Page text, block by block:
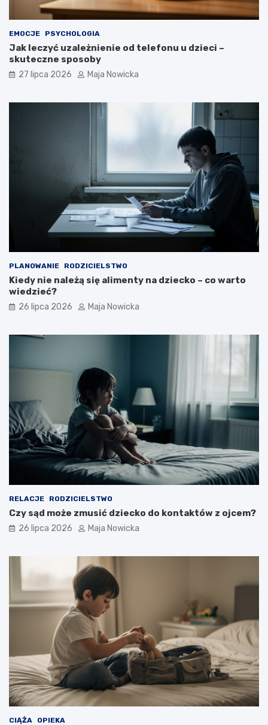
EMOCJE PSYCHOLOGIA
Jak leczyć uzależnienie od telefonu u dzieci –
skuteczne sposoby
27 lipca 2026 Maja Nowicka
PLANOWANIE RODZICIELSTWO
Kiedy nie należą się alimenty na dziecko – co warto
wiedzieć?
26 lipca 2026 Maja Nowicka
RELACJE RODZICIELSTWO
Czy sąd może zmusić dziecko do kontaktów z ojcem?
26 lipca 2026 Maja Nowicka
CIĄŻA OPIEKA